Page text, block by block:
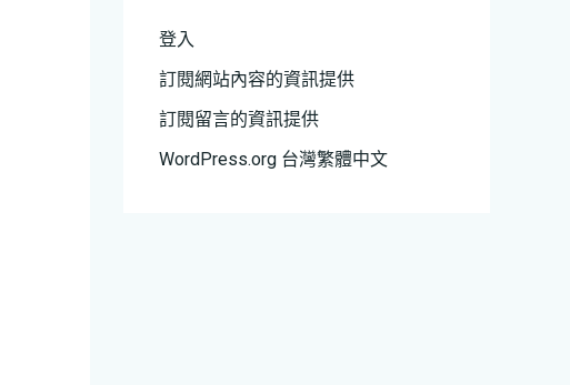
登入
訂閱網站內容的資訊提供
訂閱留言的資訊提供
WordPress.org 台灣繁體中文